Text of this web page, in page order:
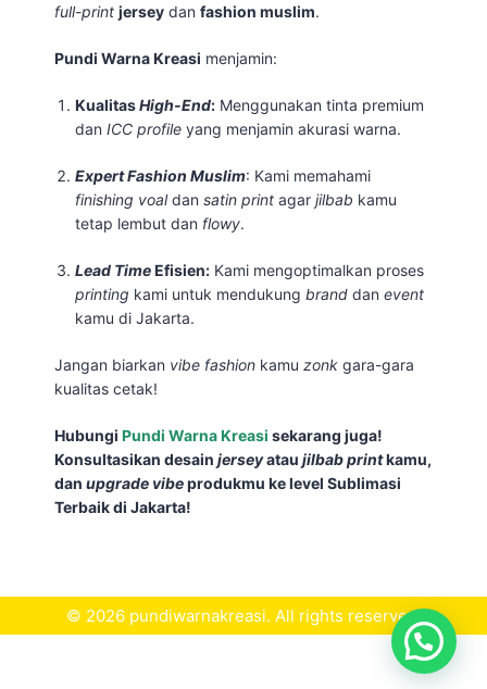
full-print jersey dan fashion muslim.
Pundi Warna Kreasi menjamin:
KualitasHigh-End: Menggunakan tinta premium
danICC profile yang menjamin akurasi warna.
ExpertFashion Muslim: Kami memahami
finishing voaldansatin print agarjilbab kamu
tetap lembut dan flowy.
Lead TimeEfisien: Kami mengoptimalkan proses
printing kami untuk mendukungbrand danevent
kamu di Jakarta.
Jangan biarkan vibe fashion kamu zonk gara-gara
kualitas cetak!
Hubungi Pundi Warna Kreasi sekarang juga!
Konsultasikan desain jerseyatau jilbab printkamu,
dan upgrade vibeprodukmu ke level Sublimasi
Terbaik di Jakarta!
© 2026 pundiwarnakreasi. All rights reserved.